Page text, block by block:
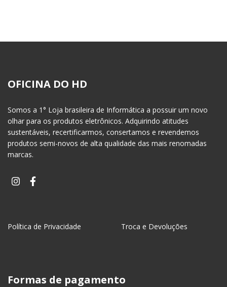
OFICINA DO HD
Somos a 1° Loja brasileira de Informática a possuir um novo
olhar para os produtos eletrônicos. Adquirindo atitudes
sustentáveis, recertificarmos, consertamos e revendemos
produtos semi-novos de alta qualidade das mais renomadas
marcas.
Política de Privacidade Troca e Devoluções
Formas de pagamento